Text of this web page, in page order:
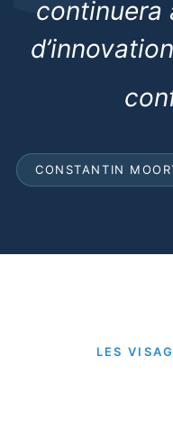
continuera
CONSTANTIN
LES